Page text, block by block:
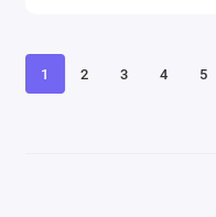
1 2 3 4 5